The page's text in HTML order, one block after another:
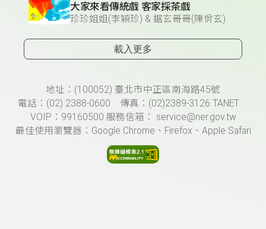
大家來看傳統戲 客家採茶戲
珍珍姐姐(李穎珍) & 鋸玄哥哥(陳佾玄)
載入更多
頁尾資訊地址：(100052) 臺北市中正區南海路45號
電話：(02) 2388-0600 傳真：(02)2389-3126 TANET
VOIP：99160500 服務信箱： service@ner.gov.tw
最佳使用瀏覽器：Google Chrome、Firefox、Apple Safari